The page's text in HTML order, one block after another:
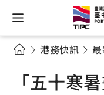
港務快訊
「五十寒